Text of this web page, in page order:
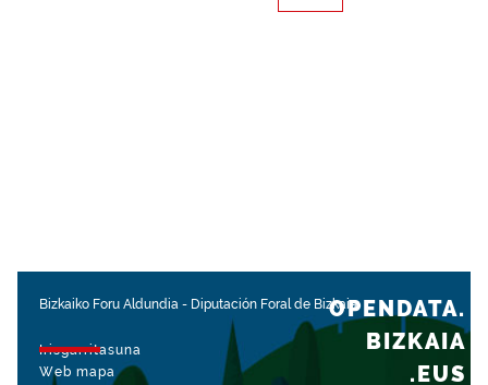
Bizkaiko Foru Aldundia - Diputación Foral de Bizkaia
Irisgarritasuna
Web mapa
OPENDATA.
BIZKAIA
.EUS